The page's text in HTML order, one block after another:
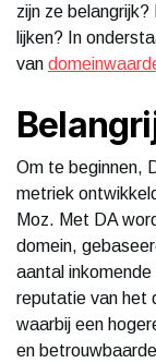
zijn ze
lijken? In
van
Om te beginnen,
metriek
Moz. Met DA
domein,
aantal
reputatie van het
waarbij een
en